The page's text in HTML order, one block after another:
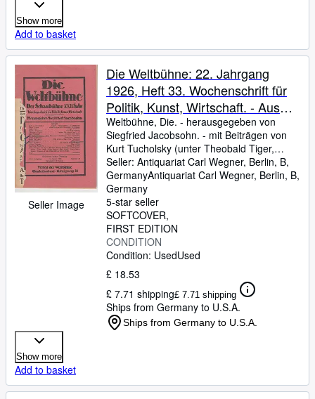
Show more
Add to basket
Seller Image
Die Weltbühne: 22. Jahrgang
1926, Heft 33. Wochenschrift für
Politik, Kunst, Wirtschaft. - Aus
dem Inhalt: Carl v. Ossietzky -
Genf, Stresemann, Clemenceau /
Theobald Tiger: Haben Sie schon
mal .? / M. Smilg-Benario: Die
Massenerschießungen von
Gräfeldfing / Oscar Blum:
Russische Theaterköpfe II.
Meyerhold / Alfred Polgar: Don
Carlos. -
Weltbühne, Die. - herausgegeben von
Siegfried Jacobsohn. - mit Beiträgen von
Kurt Tucholsky (unter Theobald Tiger,
Ignaz Wrobel, Peter Panter, Kaspar
Hauser), Carl v. Ossietzky, M. Smilg-
Benario, Oscar Blum, Alfred Polgar u. a. -
Seller: Antiquariat Carl Wegner, Berlin, B,
GermanyAntiquariat Carl Wegner, Berlin, B,
Germany
5-star seller
SOFTCOVER
FIRST EDITION
CONDITION
Condition: UsedUsed
£ 18.53
£ 7.71 shipping£ 7.71 shipping
Ships from Germany to U.S.A.
Ships from Germany to U.S.A.
Show more
Add to basket